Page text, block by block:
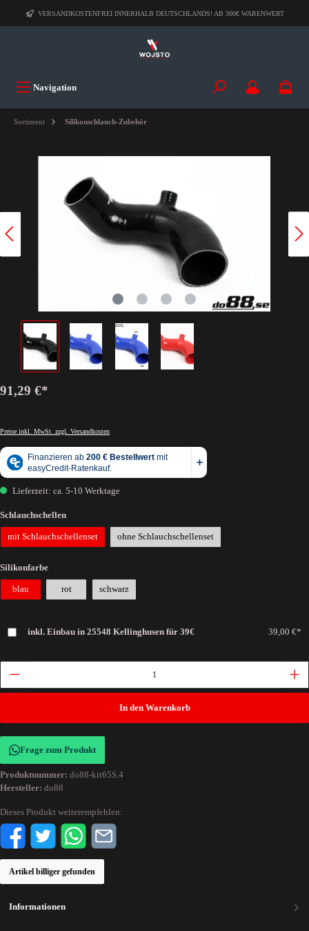
VERSANDKOSTENFREI INNERHALB DEUTSCHLANDS! AB 300€ WARENWERT
Navigation
Sortiment Silikonschlauch-Zubehör
91,29 €*
Preise inkl. MwSt. zzgl. Versandkosten
Lieferzeit: ca. 5-10 Werktage
Schlauchschellen
mit Schlauchschellenset ohne Schlauchschellenset
Silikonfarbe
blau rot schwarz
inkl. Einbau in 25548 Kellinghusen für 39€ 39,00 €*
In den Warenkorb
Frage zum Produkt
Produktnummer: do88-kit65S.4
Hersteller: do88
Dieses Produkt weiterempfehlen:
Artikel billiger gefunden
Informationen